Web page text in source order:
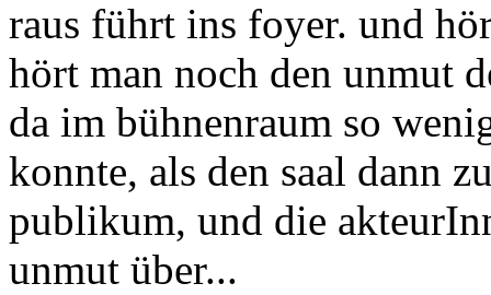
raus führt ins foyer. und
hört man noch den unmut
da im bühnenraum so
konnte, als den saal dann
publikum, und die
unmut über...